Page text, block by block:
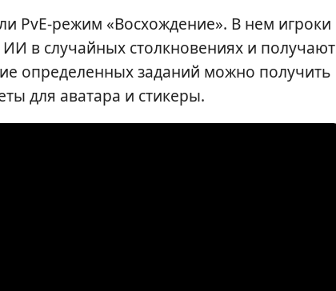
PvE-режим «Восхождение». В нем игроки
в случайных столкновениях и получают
определенных заданий можно получить
для аватара и стикеры.